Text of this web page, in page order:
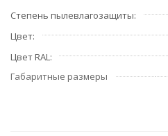
Степень пылевлагозащиты
Цвет
Цвет RAL
Габаритные размеры